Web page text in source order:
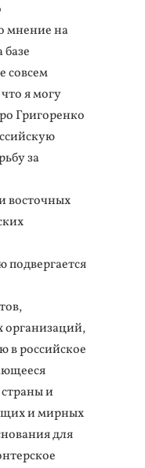
мнение на
совсем
я могу
Григоренко
за
восточных
организаций,
в российское
и
и мирных
для